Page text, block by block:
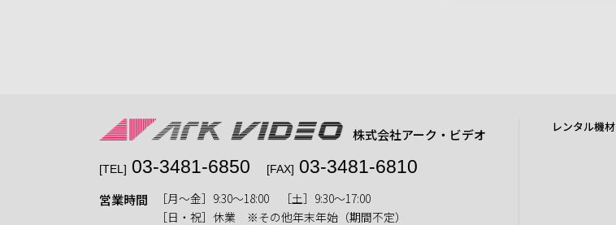
株式会社アーク・ビデオ
[TEL] 03-3481-6850 [FAX] 03-3481-6810
営業時間
［月〜金］9:30〜18:00 ［土］9:30〜17:00
［日・祝］休業 ※その他年末年始（期間不定）
レンタル機材